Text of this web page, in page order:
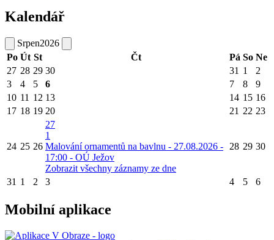
Kalendář
Srpen2026
Po Út St Čt Pá So Ne
27 28 29 30 31 1
2
3
4 5 6 7 8
9
10 11 12 13 14 15 16
17 18 19 20 21 22 23
24 25 26
27
1
Malování ornamentů na bavlnu - 27.08.2026 -
17:00 - OÚ Ježov
Zobrazit všechny záznamy ze dne
28 29 30
31 1 2 3 4 5 6
Mobilní aplikace